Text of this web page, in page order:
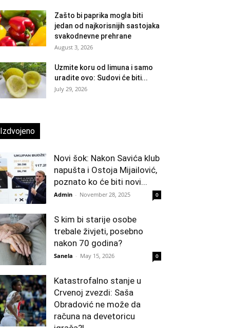
Zašto bi paprika mogla biti
jedan od najkorisnijih sastojaka
svakodnevne prehrane
August 3, 2026
Uzmite koru od limuna i samo
uradite ovo: Sudovi će biti...
July 29, 2026
Izdvojeno
Novi šok: Nakon Savića klub
napušta i Ostoja Mijailović,
poznato ko će biti novi...
Admin - November 28, 2025 0
S kim bi starije osobe
trebale živjeti, posebno
nakon 70 godina?
Sanela - May 15, 2026 0
Katastrofalno stanje u
Crvenoj zvezdi: Saša
Obradović ne može da
računa na devetoricu